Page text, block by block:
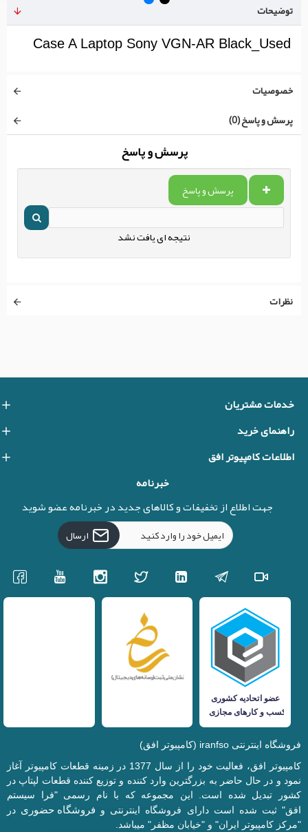
توضیحات
Case A Laptop Sony VGN-AR Black_Used
خصوصیات
پرسش و پاسخ (0)
پرسش و پاسخ
پرسش و پاسخ
نتیجه ای یافت نشد
نظرات
خدمات مشتریان
راهنمای خرید
اطلاعات کامپیوتر افق
خبرنامه
جهت اطلاع از تخفیفات و کالاهای جدید در خبرنامه عضو شوید
ارسال
فروشگاه اینترنتی iranfso (کامپیوتر افق)
کامپیوتر افق، فعالیت خود را از سال 1377 در زمینه قطعات کامپیوتر آغاز
نمود و در حال حاضر به بزرگترین وارد کننده و توزیع کننده قطعات لپتاپ در
کشور تبدیل شده است. این مجموعه که با نام رسمی "فرا سیستم
افق" ثبت شده است دارای فروشگاه اینترنتی و فروشگاه حضوری در
"مرکز کامپیوتر ایران" و "خیابان مظفر" میباشد.